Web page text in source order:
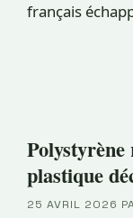
français
plastique
25 AVRIL 2026